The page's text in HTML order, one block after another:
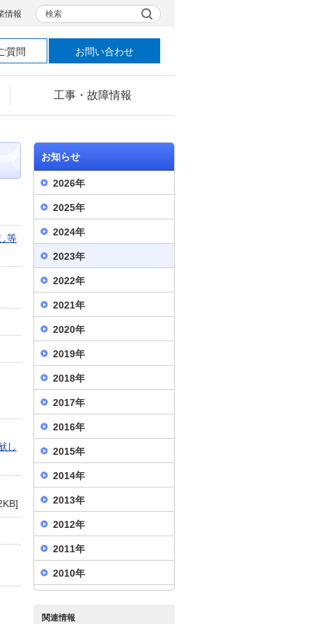
工事・故障情報
情報 検索
質問 お問い合わせ
等
し
お知らせ
2026年
2025年
2024年
2023年
2022年
2021年
2020年
2019年
2018年
2017年
2016年
2015年
2014年
2013年
2012年
2011年
2010年
関連情報